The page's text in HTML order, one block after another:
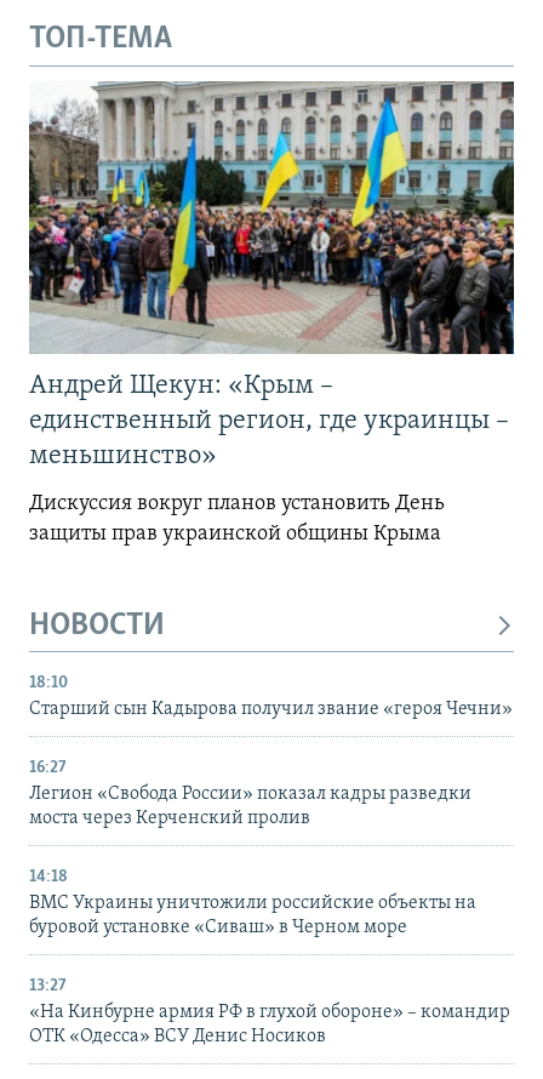
ТОП-ТЕМА
Андрей Щекун: «Крым –
единственный регион, где украинцы –
меньшинство»
Дискуссия вокруг планов установить День
защиты прав украинской общины Крыма
НОВОСТИ
18:10
Старший сын Кадырова получил звание «героя Чечни»
16:27
Легион «Свобода России» показал кадры разведки
моста через Керченский пролив
14:18
ВМС Украины уничтожили российские объекты на
буровой установке «Сиваш» в Черном море
13:27
«На Кинбурне армия РФ в глухой обороне» – командир
ОТК «Одесса» ВСУ Денис Носиков